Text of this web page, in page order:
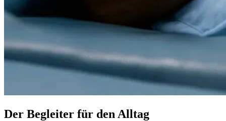
Der Begleiter für den Alltag